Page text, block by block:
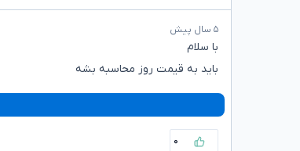
۵ سال پیش
با سلام
باید به قیمت روز محاسبه بشه
۰